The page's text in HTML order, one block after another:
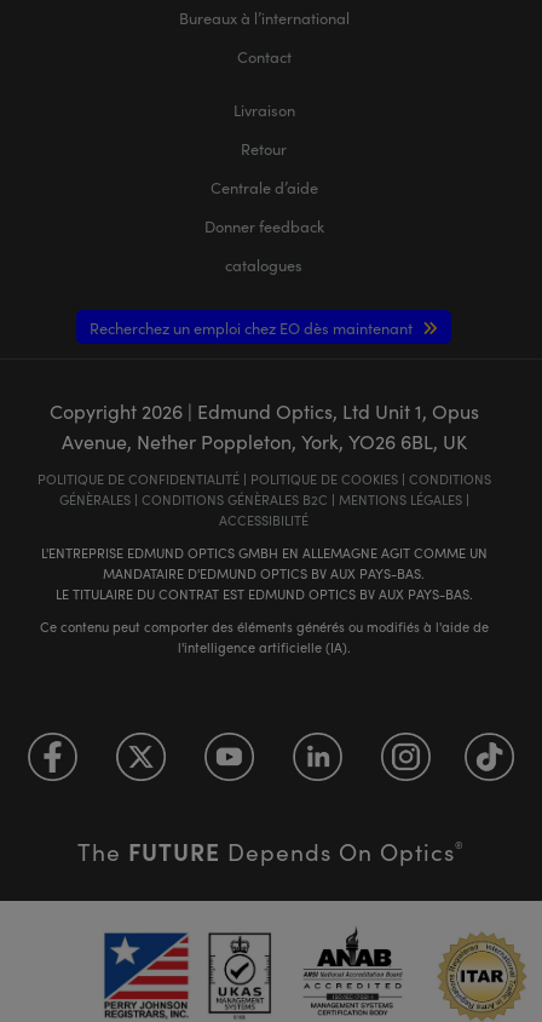
Bureaux à l’international
Contact
Livraison
Retour
Centrale d’aide
Donner feedback
catalogues
Recherchez un emploi chez EO dès maintenant
Copyright 2026| Edmund Optics, Ltd Unit 1, Opus
Avenue, Nether Poppleton, York, YO26 6BL, UK
POLITIQUE DE CONFIDENTIALITÉ| POLITIQUE DE COOKIES| CONDITIONS
GÉNÈRALES| CONDITIONS GÉNÈRALES B2C | MENTIONS LÉGALES|
ACCESSIBILITÉ
L'ENTREPRISE EDMUND OPTICS GMBH EN ALLEMAGNE AGIT COMME UN
MANDATAIRE D'EDMUND OPTICS BV AUX PAYS-BAS.
LE TITULAIRE DU CONTRAT EST EDMUND OPTICS BV AUX PAYS-BAS.
Ce contenu peut comporter des éléments générés ou modifiés à l'aide de
l'intelligence artificielle (IA).
The FUTURE Depends On Optics®